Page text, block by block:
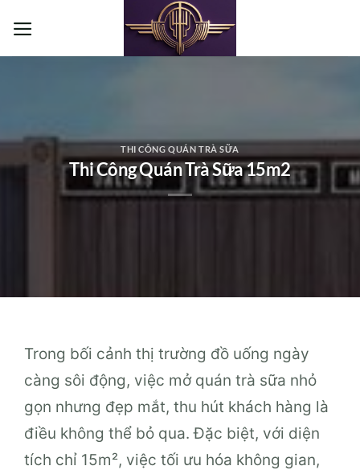
qua
THI CÔNG QUÁN TRÀ SỮA
Thi Công Quán Trà Sữa 15m2
Trong bối cảnh thị trường đồ uống ngày
càng sôi động, việc mở quán trà sữa nhỏ
gọn nhưng đẹp mắt, thu hút khách hàng là
điều không thể bỏ qua. Đặc biệt, với diện
tích chỉ 15m², việc tối ưu hóa không gian,